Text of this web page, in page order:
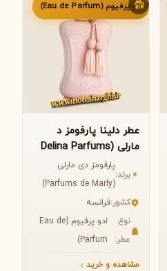
ادو پرفیوم (Eau de Parfum)
عطر دلینا پارفومز د
مارلی (Delina Parfums
de Marly)
برند:
پارفومز دی مارلی
(Parfums de Marly)
کشور:فرانسه
نوع
عطر:
ادو پرفیوم (Eau de
Parfum)
مشاهده و خرید